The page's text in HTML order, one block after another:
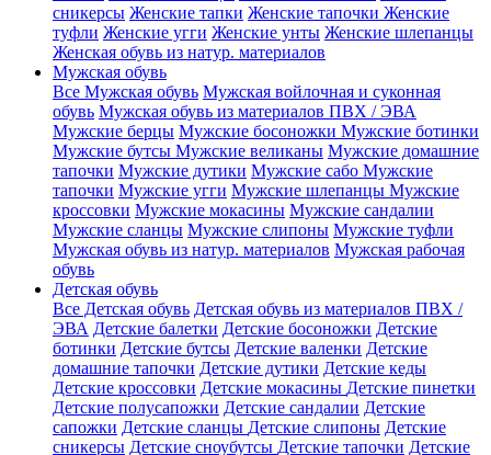
сникерсы Женские тапки Женские тапочки Женские
туфли Женские угги Женские унты Женские шлепанцы
Женская обувь из натур. материалов
Мужская обувь
Все Мужская обувь Мужская войлочная и суконная
обувь Мужская обувь из материалов ПВХ / ЭВА
Мужские берцы Мужские босоножки Мужские ботинки
Мужские бутсы Мужские великаны Мужские домашние
тапочки Мужские дутики Мужские сабо Мужские
тапочки Мужские угги Мужские шлепанцы Мужские
кроссовки Мужские мокасины Мужские сандалии
Мужские сланцы Мужские слипоны Мужские туфли
Мужская обувь из натур. материалов Мужская рабочая
обувь
Детская обувь
Все Детская обувь Детская обувь из материалов ПВХ /
ЭВА Детские балетки Детские босоножки Детские
ботинки Детские бутсы Детские валенки Детские
домашние тапочки Детские дутики Детские кеды
Детские кроссовки Детские мокасины Детские пинетки
Детские полусапожки Детские сандалии Детские
сапожки Детские сланцы Детские слипоны Детские
сникерсы Детские сноубутсы Детские тапочки Детские